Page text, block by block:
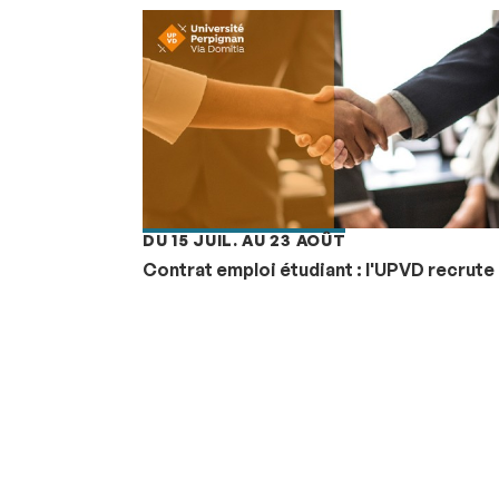
DU 15 JUIL. AU 23 AOÛT
Contrat emploi étudiant : l'UPVD recrute